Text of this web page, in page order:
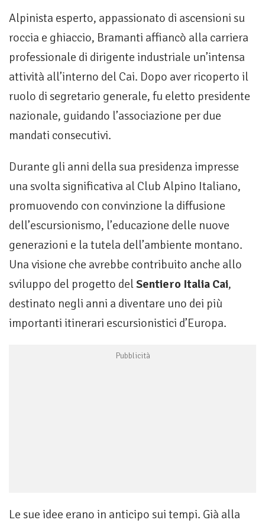
Alpinista esperto, appassionato di ascensioni su
roccia e ghiaccio, Bramanti affiancò alla carriera
professionale di dirigente industriale un’intensa
attività all’interno del Cai. Dopo aver ricoperto il
ruolo di segretario generale, fu eletto presidente
nazionale, guidando l’associazione per due
mandati consecutivi.
Durante gli anni della sua presidenza impresse
una svolta significativa al Club Alpino Italiano,
promuovendo con convinzione la diffusione
dell’escursionismo, l’educazione delle nuove
generazioni e la tutela dell’ambiente montano.
Una visione che avrebbe contribuito anche allo
sviluppo del progetto delSentiero Italia Cai,
destinato negli anni a diventare uno dei più
importanti itinerari escursionistici d’Europa.
Le sue idee erano in anticipo sui tempi. Già alla